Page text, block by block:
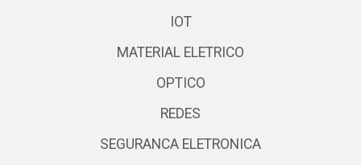
IOT
MATERIAL ELETRICO
OPTICO
REDES
SEGURANCA ELETRONICA